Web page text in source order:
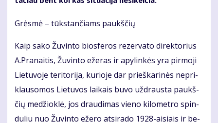
Grės­mė – tūks­tan­čiams paukš­čių
Kaip sa­ko Žu­vin­to bios­fe­ros re­zer­va­to di­rek­to­rius
A.Pra­nai­tis, Žu­vin­to eže­ras ir apy­lin­kės yra pir­mo­ji
Lie­tu­vo­je te­ri­to­ri­ja, ku­rio­je dar prieš­ka­ri­nės ne­pri­
klau­so­mos Lie­tu­vos lai­kais bu­vo už­draus­ta paukš­
čių me­džiok­lė, jos drau­di­mas vie­no ki­lo­met­ro spin­
du­liu nuo Žu­vin­to eže­ro at­si­ra­do 1928-ai­siais ir be­